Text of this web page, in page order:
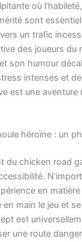
où
sont
un trafic
des joueurs du
son humour
intenses et
est une aventure
héroïne : un
du chicken road
en
main le jeu et
est
une route